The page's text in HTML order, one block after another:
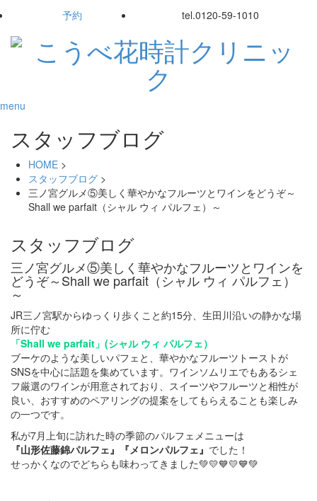
予約 tel.0120-59-1010
menu
スタッフブログ
HOME >
スタッフブログ >
三ノ宮グルメ⑤美しく華やかなフルーツとワインをどうぞ～
Shall we parfait（シャル ウィ パルフェ）～
スタッフブログ
三ノ宮グルメ⑤美しく華やかなフルーツとワインを
どうぞ～Shall we parfait（シャル ウィ パルフェ）
～
JR三ノ宮駅からゆっくり歩くこと約15分、生田川沿いの静かな場
所に佇む
「Shall we parfait」 (シャル ウィ パルフェ）
ブーケのような美しいパフェと、華やかなフルーツトーストが
SNSを中心に話題を集めています。ワインソムリエでもあるシェ
フ厳選のワインが用意されており、スイーツやフルーツと相性が
良い、おすすめのペアリングの提案をしてもらえることも楽しみ
の一つです。
私が7月上旬に訪れた時の季節のパルフェメニューは
『山形佐藤錦パルフェ』『メロンパルフェ』 でした！
せっかくなのでどちらも味わってきました💚💛💙💛💙💚